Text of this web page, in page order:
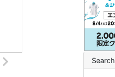
Search